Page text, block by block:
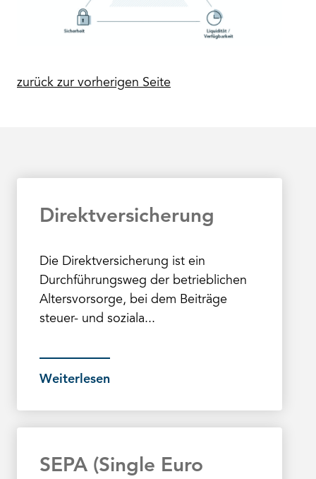
zurück zur vorherigen Seite
Direktversicherung
Die Direktversicherung ist ein
Durchführungsweg der betrieblichen
Altersvorsorge, bei dem Beiträge
steuer- und soziala...
Weiterlesen
SEPA (Single Euro